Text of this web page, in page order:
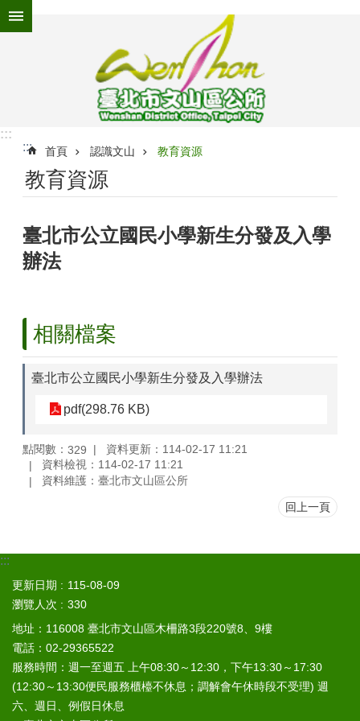
跳到主要內容區塊
為
服
務
機
關
介
文
山
導
防
救
災
資
訊
(Disaster
prevention
and
response)
:::
:::
首頁 認識文山 教育資源
教育資源
臺北市公立國民小學新生分發及入學
辦法
相關檔案
臺北市公立國民小學新生分發及入學辦法
pdf(298.76 KB)
點閱數： 329
資料更新：114-02-17 11:21
資料檢視：114-02-17 11:21
資料維護：臺北市文山區公所
回上一頁
:::
更新日期
115-08-09
瀏覽人次
330
地址：116008 臺北市文山區木柵路3段220號8、9樓
電話：02-29365522
服務時間：週一至週五 上午08:30～12:30，下午13:30～17:30
(12:30～13:30便民服務櫃檯不休息；調解會午休時段不受理) 週
六、週日、例假日休息